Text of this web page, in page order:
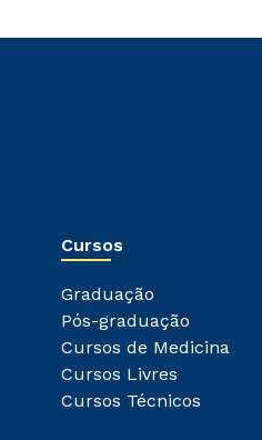
Cursos
Graduação
Pós-graduação
Cursos de Medicina
Cursos Livres
Cursos Técnicos